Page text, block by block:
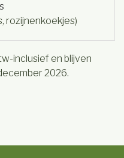
rozijnenkoekjes)
inclusief en blijven
2026.